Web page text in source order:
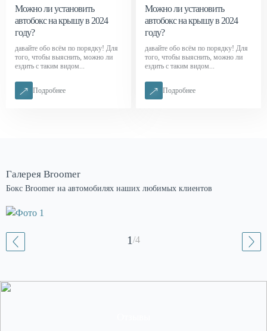
Можно ли установить
автобокс на крышу в 2024
году?
давайте обо всём по порядку! Для
того, чтобы выяснить, можно ли
ездить с таким видом...
Подробнее
Можно ли установить
автобокс на крышу в 2024
году?
давайте обо всём по порядку! Для
того, чтобы выяснить, можно ли
ездить с таким видом...
Подробнее
Галерея Broomer
Бокс Broomer на автомобилях наших любимых клиентов
1/4